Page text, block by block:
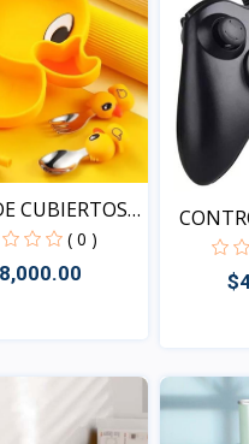
CUBIERTOS
( 0 )
DS900